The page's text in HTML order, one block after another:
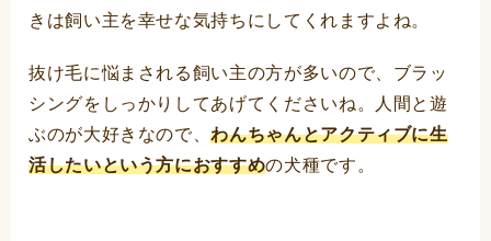
きは飼い主を幸せな気持ちにしてくれますよね。
抜け毛に悩まされる飼い主の方が多いので、ブラッ
シングをしっかりしてあげてくださいね。人間と遊
ぶのが大好きなので、わんちゃんとアクティブに生
活したいという方におすすめの犬種です。